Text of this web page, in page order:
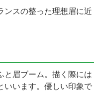
ンスの整った理想眉に近
と眉ブーム。描く際には
いいます。優しい印象で